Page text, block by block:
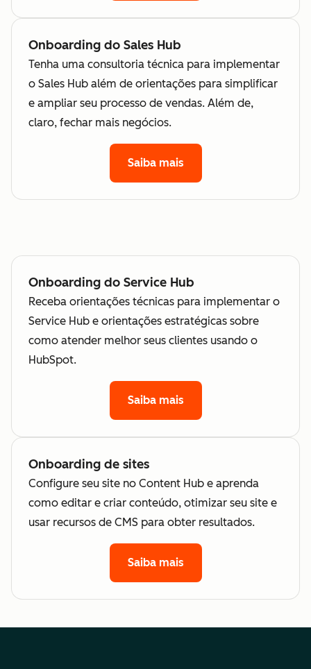
Onboarding do Sales Hub
Tenha uma consultoria técnica para implementar
o Sales Hub além de orientações para simplificar
e ampliar seu processo de vendas. Além de,
claro, fechar mais negócios.
Saiba mais
Onboarding do Service Hub
Receba orientações técnicas para implementar o
Service Hub e orientações estratégicas sobre
como atender melhor seus clientes usando o
HubSpot.
Saiba mais
Onboarding de sites
Configure seu site no Content Hub e aprenda
como editar e criar conteúdo, otimizar seu site e
usar recursos de CMS para obter resultados.
Saiba mais